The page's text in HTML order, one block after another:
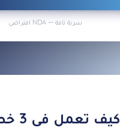
سرية تامة — NDA افتراضي
كيف تعمل في 3 خطوات